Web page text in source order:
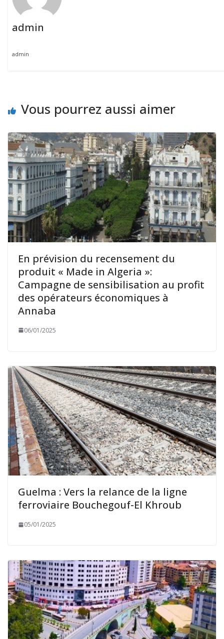
admin
admin
Vous pourrez aussi aimer
En prévision du recensement du
produit « Made in Algeria »:
Campagne de sensibilisation au profit
des opérateurs économiques à
Annaba
06/01/2025
Guelma : Vers la relance de la ligne
ferroviaire Bouchegouf-El Khroub
05/01/2025